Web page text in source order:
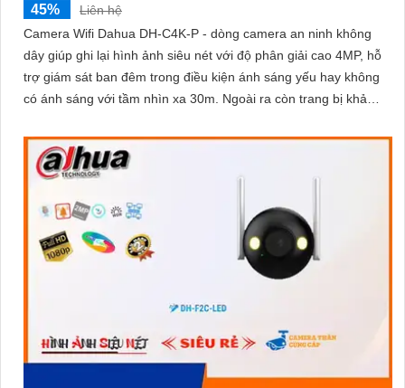
45%
Liên hệ
Camera Wifi Dahua DH-C4K-P - dòng camera an ninh không
dây giúp ghi lại hình ảnh siêu nét với độ phân giải cao 4MP, hỗ
trợ giám sát ban đêm trong điều kiện ánh sáng yếu hay không
có ánh sáng với tầm nhìn xa 30m. Ngoài ra còn trang bị khả
sát đặc biệt với lưu trữ dữ liệu tại chỗ qua khe cắm thẻ nhớ
Micro SD, IP không dây, tích hợp chức năng chống cảnh báo